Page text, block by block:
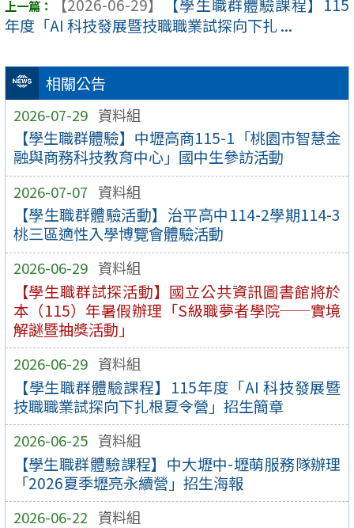
相關公告
2026-07-29 資料組
【學生職群體驗】中壢高商115-1「桃園市智慧金
融與商務科技教育中心」國中生參訪活動
2026-07-07 資料組
【學生職群體驗活動】治平高中114-2學期114-3
桃三區適性入學博覽會體驗活動
2026-06-29 資料組
【學生職群試探活動】國立公共資訊圖書館將於
本（115）年暑假辦理「S級職夢者學院──實境
解謎暨抽獎活動」
2026-06-29 資料組
【學生職群體驗課程】115年度「AI 科技發展暨
技職職業試探向下扎根夏令營」招生簡章
2026-06-25 資料組
【學生職群體驗課程】中大壢中-壢萌服務隊辦理
「2026夏季壢亮永續營」招生海報
2026-06-22 資料組
【2026-06-29】
【學生職群體驗課程】115
年度「AI 科技發展暨技職職業試探向下扎 ...